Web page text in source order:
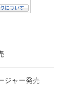
ジャー発売